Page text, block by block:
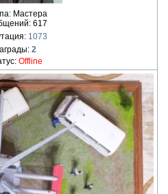
Мастера
617
1073
2
Offline